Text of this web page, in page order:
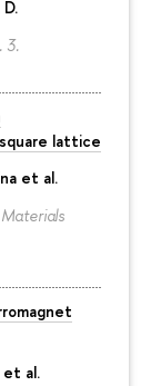
3.
lattice
et al.
et al.